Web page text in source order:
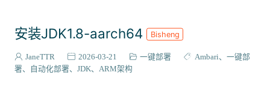
安装JDK1.8-aarch64 Bisheng
JaneTTR 2026-03-21 一键部署 Ambari
一键部
署
自动化部署 JDK ARM架构